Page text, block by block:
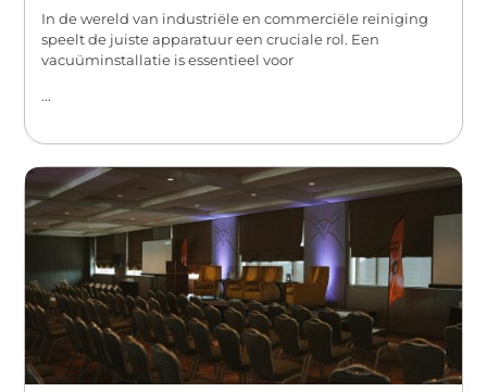
In de wereld van industriële en commerciële reiniging
speelt de juiste apparatuur een cruciale rol. Een
vacuüminstallatie is essentieel voor
...